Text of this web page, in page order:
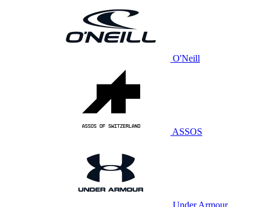
O'Neill
ASSOS
Under Armour